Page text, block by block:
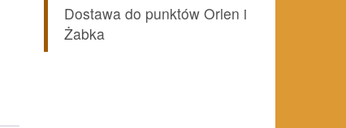
Dostawa do punktów Orlen i
Żabka